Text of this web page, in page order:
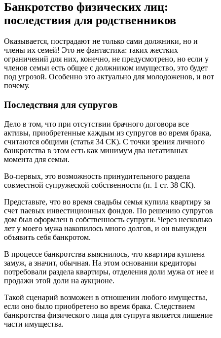
Банкротство физических лиц:
последствия для родственников
Оказывается, пострадают не только сами должники, но и
члены их семей! Это не фантастика: таких жестких
ограничений для них, конечно, не предусмотрено, но если у
членов семьи есть общее с должником имущество, это будет
под угрозой. Особенно это актуально для молодоженов, и вот
почему.
Последствия для супругов
Дело в том, что при отсутствии брачного договора все
активы, приобретенные каждым из супругов во время брака,
считаются общими (статья 34 СК). С точки зрения личного
банкротства в этом есть как минимум два негативных
момента для семьи.
Во-первых, это возможность принудительного раздела
совместной супружеской собственности (п. 1 ст. 38 СК).
Представьте, что во время свадьбы семья купила квартиру за
счет паевых инвестиционных фондов. По решению супругов
дом был оформлен в собственность супруги. Через несколько
лет у моего мужа накопилось много долгов, и он вынужден
объявить себя банкротом.
В процессе банкротства выяснилось, что квартира куплена
замуж, а значит, обычная. На этом основании кредиторы
потребовали раздела квартиры, отделения доли мужа от нее и
продажи этой доли на аукционе.
Такой сценарий возможен в отношении любого имущества,
если оно было приобретено во время брака. Следствием
банкротства физического лица для супруга является лишение
части имущества.